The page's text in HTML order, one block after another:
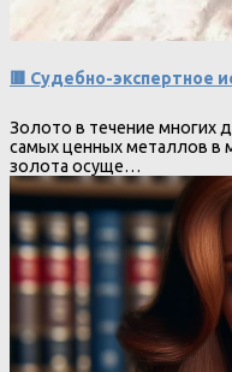
🟥 Судебно-экспертное
Золото в течение многих
самых ценных металлов в
золота осуще…